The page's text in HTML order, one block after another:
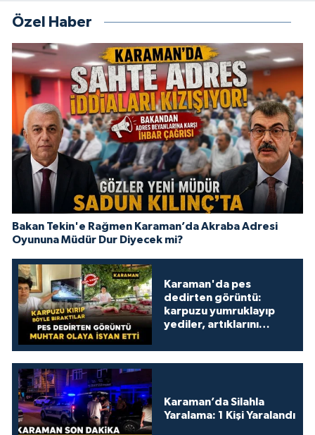
Özel Haber
Bakan Tekin'e Rağmen Karaman’da Akraba Adresi
Oyununa Müdür Dur Diyecek mi?
Karaman'da pes
dedirten görüntü:
karpuzu yumruklayıp
yediler, artıklarını
Karaman’da Silahla
Yaralama: 1 Kişi Yaralandı